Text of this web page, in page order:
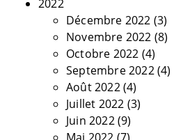
2022
Décembre 2022 (3)
Novembre 2022 (8)
Octobre 2022 (4)
Septembre 2022(4)
Août 2022(4)
Juillet 2022 (3)
Juin 2022(9)
Mai 2022 (7)